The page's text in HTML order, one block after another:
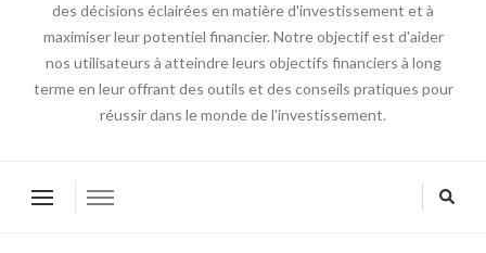
des décisions éclairées en matière d'investissement et à
maximiser leur potentiel financier. Notre objectif est d'aider
nos utilisateurs à atteindre leurs objectifs financiers à long
terme en leur offrant des outils et des conseils pratiques pour
réussir dans le monde de l'investissement.